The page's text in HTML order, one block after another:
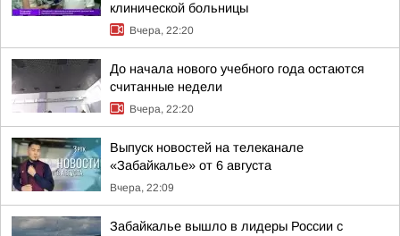
клинической больницы
Вчера, 22:20
До начала нового учебного года остаются
считанные недели
Вчера, 22:20
Выпуск новостей на телеканале
«Забайкалье» от 6 августа
Вчера, 22:09
Забайкалье вышло в лидеры России с